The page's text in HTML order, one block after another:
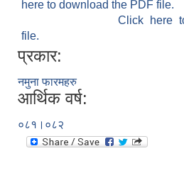
here to download the PDF file.
Click here
file.
प्रकार:
नमुना फारमहरु
आर्थिक वर्ष:
०८१।०८२